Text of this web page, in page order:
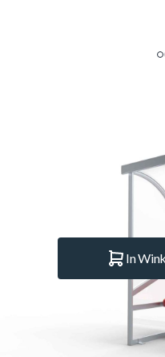
DO100Z
ALUS.DO100Z
In